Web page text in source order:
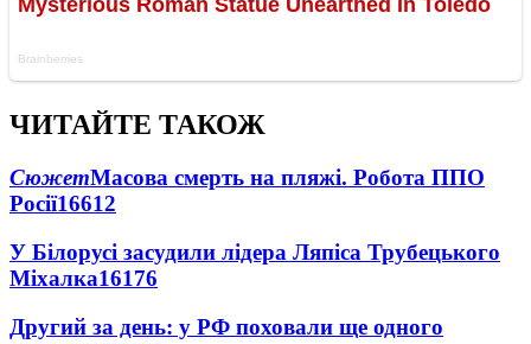
ЧИТАЙТЕ ТАКОЖ
СюжетМасова смерть на пляжі. Робота ППО
Росії16612
У Білорусі засудили лідера Ляпіса Трубецького
Міхалка16176
Другий за день: у РФ поховали ще одного